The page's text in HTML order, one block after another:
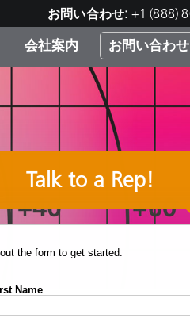
お問い合わせ: +1 (888)
会社案内 お問い合わせ
Talk to a Rep!